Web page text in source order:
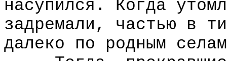
насупился. Когда
задремали, частью в
далеко по родным